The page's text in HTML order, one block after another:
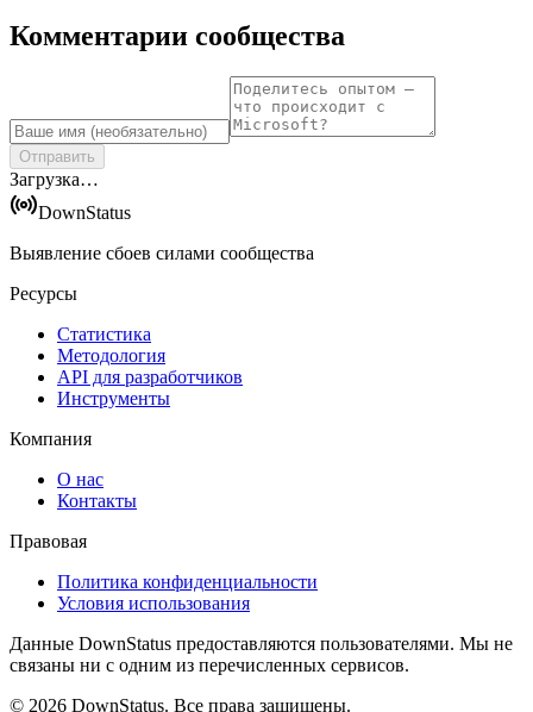
Комментарии сообщества
Отправить
Загрузка…
DownStatus
Выявление сбоев силами сообщества
Ресурсы
Статистика
Методология
API для разработчиков
Инструменты
Компания
О нас
Контакты
Правовая
Политика конфиденциальности
Условия использования
Данные DownStatus предоставляются пользователями. Мы не
связаны ни с одним из перечисленных сервисов.
© 2026 DownStatus. Все права защищены.